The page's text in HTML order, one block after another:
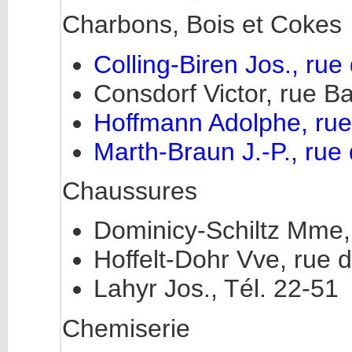
Charbons, Bois et Cokes
Colling-Biren Jos.,
Consdorf Victor, rue
Hoffmann Adolphe,
Marth-Braun J.-P.,
Chaussures
Dominicy-Schiltz
Hoffelt-Dohr Vve, rue
Lahyr Jos., Tél. 22-51
Chemiserie